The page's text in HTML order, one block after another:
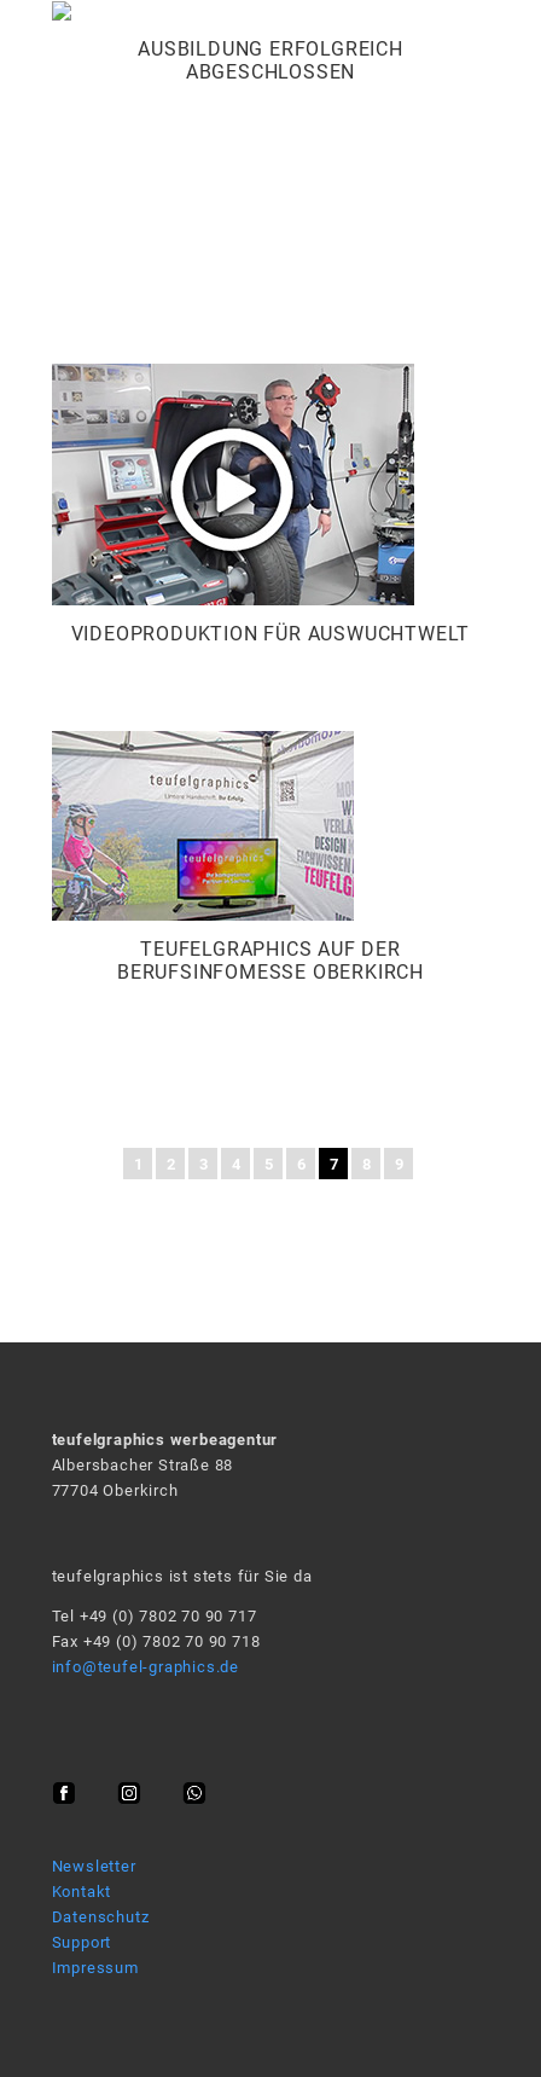
" />
AUSBILDUNG ERFOLGREICH
ABGESCHLOSSEN
VIDEOPRODUKTION FÜR AUSWUCHTWELT
TEUFELGRAPHICS AUF DER
BERUFSINFOMESSE OBERKIRCH
1 2 3 4 5 6 7 8 9
teufelgraphics werbeagentur
Albersbacher Straße 88
77704 Oberkirch
teufelgraphics ist stets für Sie da
Tel +49 (0) 7802 70 90 717
Fax +49 (0) 7802 70 90 718
info@teufel-graphics.de
Newsletter
Kontakt
Datenschutz
Support
Impressum